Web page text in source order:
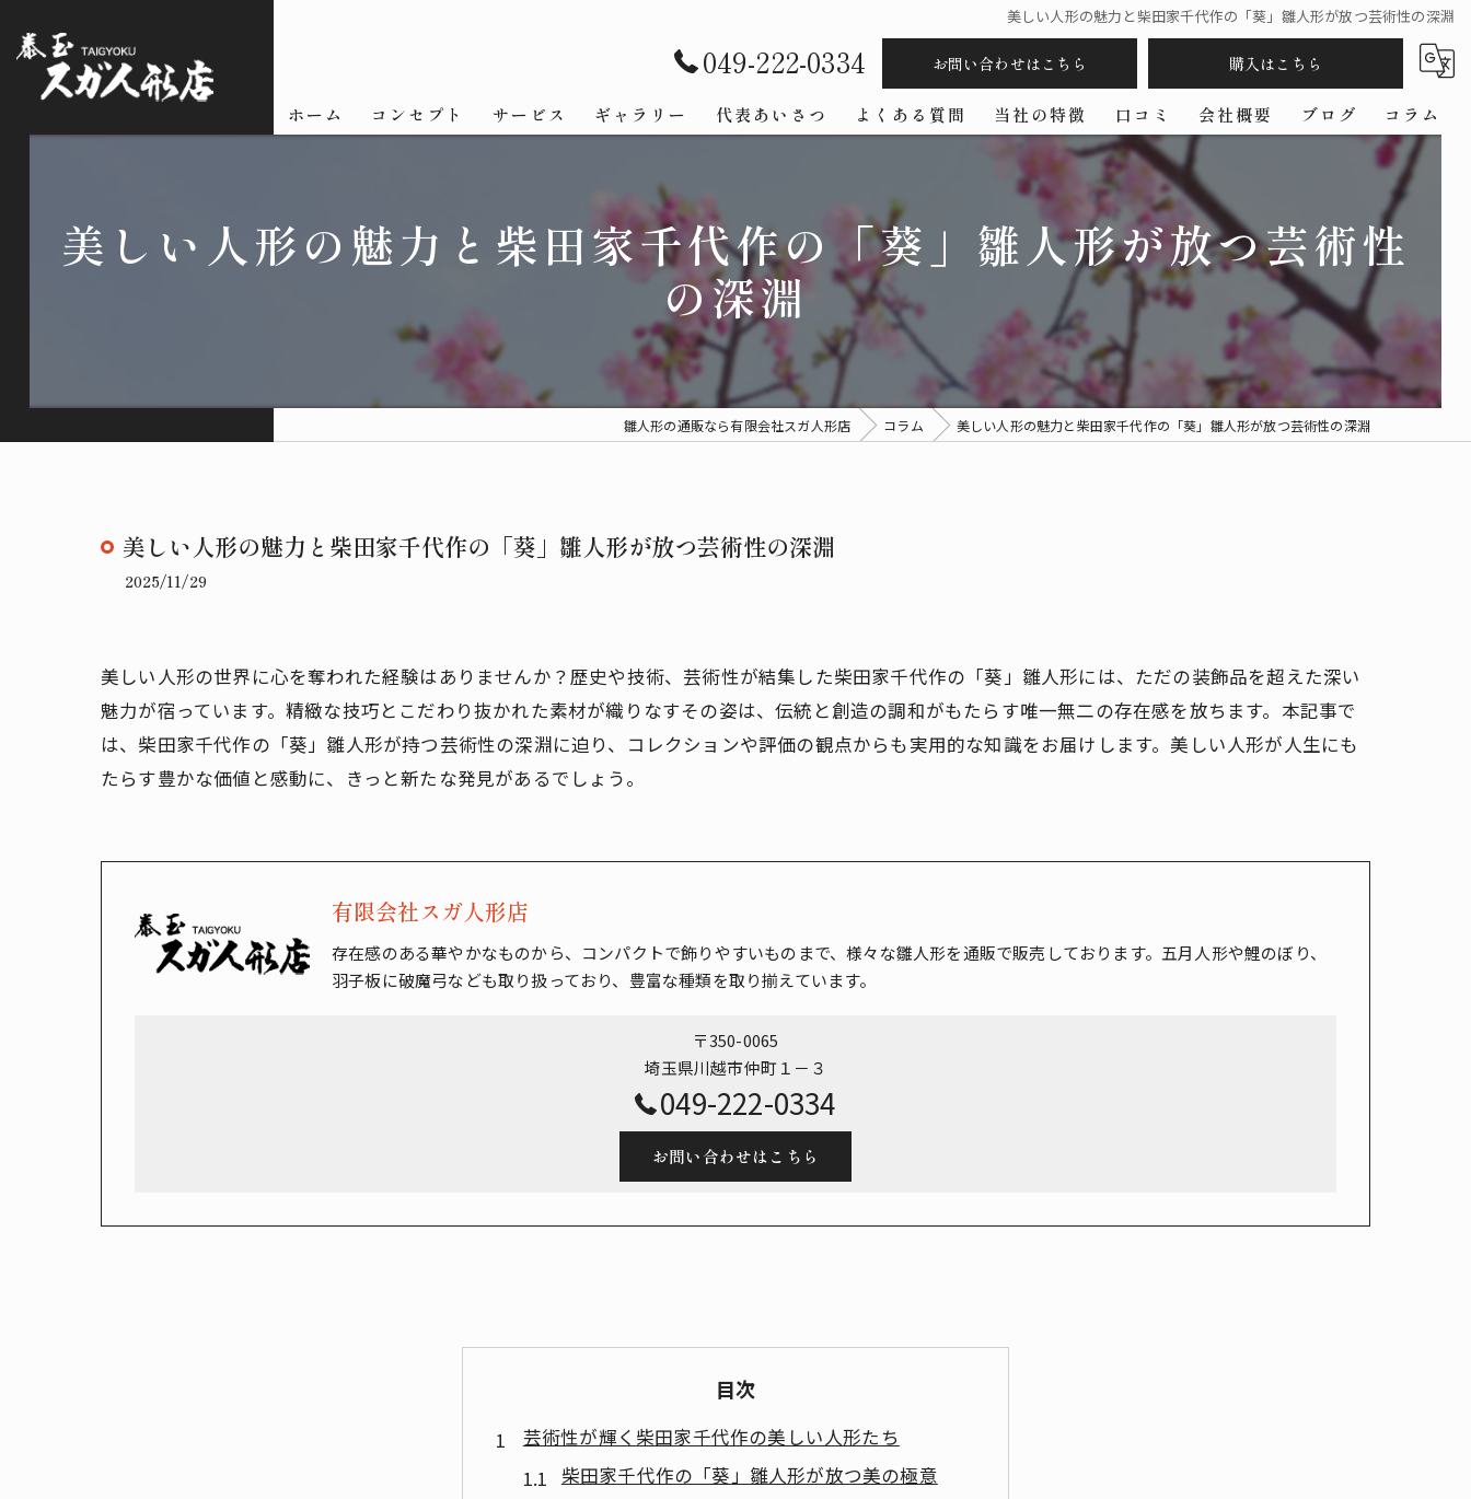
美しい人形の魅力と柴田家千代作の「葵」雛人形が放つ芸術性の深淵
049-222-0334 お問い合わせはこちら 購入はこちら
ホーム コンセプト サービス ギャラリー 代表あいさつ よくある質問 当社の特徴
五月人形
羽子板
コンパクト
ケース
口コミ 会社概要 ブログ コラム
美しい人形の魅力と柴田家千代作の「葵」雛人形が放つ芸術性
の深淵
雛人形の通販なら有限会社スガ人形店 コラム 美しい人形の魅力と柴田家千代作の「葵」雛人形が放つ芸術性の深淵
美しい人形の魅力と柴田家千代作の「葵」雛人形が放つ芸術性の深淵
2025/11/29
美しい人形の世界に心を奪われた経験はありませんか？歴史や技術、芸術性が結集した柴田家千代作の「葵」雛人形には、ただの装飾品を超えた深い
魅力が宿っています。精緻な技巧とこだわり抜かれた素材が織りなすその姿は、伝統と創造の調和がもたらす唯一無二の存在感を放ちます。本記事で
は、柴田家千代作の「葵」雛人形が持つ芸術性の深淵に迫り、コレクションや評価の観点からも実用的な知識をお届けします。美しい人形が人生にも
たらす豊かな価値と感動に、きっと新たな発見があるでしょう。
有限会社スガ人形店
存在感のある華やかなものから、コンパクトで飾りやすいものまで、様々な雛人形を通販で販売しております。五月人形や鯉のぼり、
羽子板に破魔弓なども取り扱っており、豊富な種類を取り揃えています。
〒350-0065
埼玉県川越市仲町１－３
049-222-0334
お問い合わせはこちら
目次
芸術性が輝く柴田家千代作の美しい人形たち
柴田家千代作の「葵」雛人形が放つ美の極意